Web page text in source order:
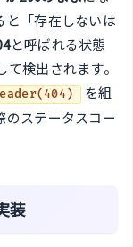
と「存在しないは
と呼ばれる状態
検出されます。
を組
のステータスコー
装